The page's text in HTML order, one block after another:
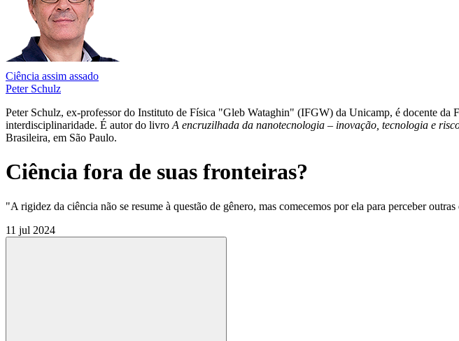
Ciência assim assado
Peter Schulz
Peter Schulz, ex-professor do Instituto de Física "Gleb Wataghin" (IFGW) da Unicamp, é docente
interdisciplinaridade. É autor do livro A encruzilhada da nanotecnologia – inovação, tecnologia e
Brasileira, em São Paulo.
Ciência fora de suas fronteiras?
"A rigidez da ciência não se resume à questão de gênero, mas comecemos por ela para perceber
11 jul 2024